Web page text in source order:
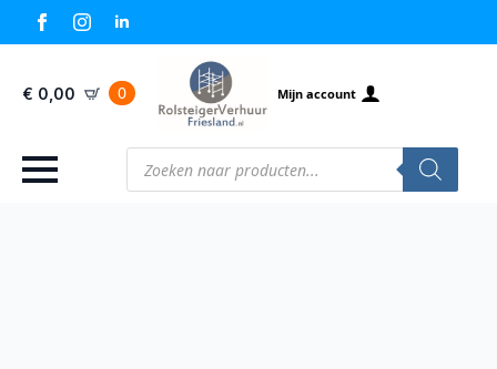
€ 0,00 0 Mijn account
Producten
zoeken